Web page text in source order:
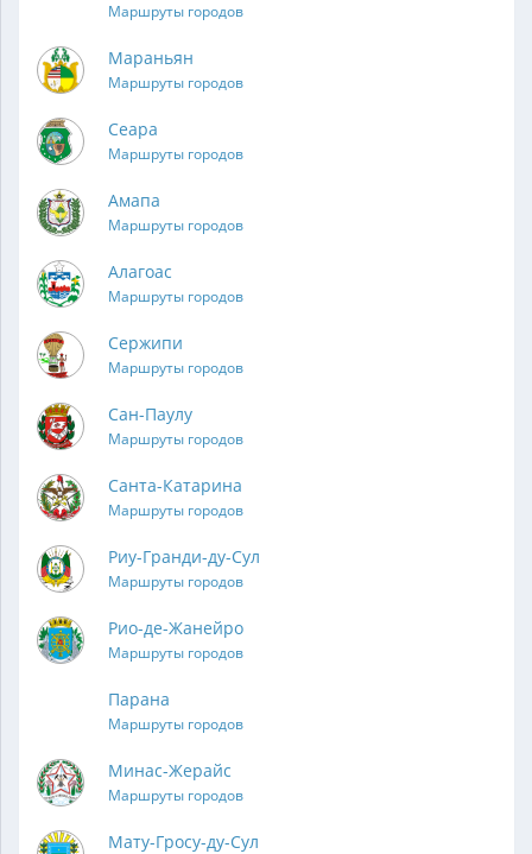
Маршруты городов
Мараньян
Маршруты городов
Сеара
Маршруты городов
Амапа
Маршруты городов
Алагоас
Маршруты городов
Сержипи
Маршруты городов
Сан-Паулу
Маршруты городов
Санта-Катарина
Маршруты городов
Риу-Гранди-ду-Сул
Маршруты городов
Рио-де-Жанейро
Маршруты городов
Парана
Маршруты городов
Минас-Жерайс
Маршруты городов
Мату-Гросу-ду-Сул